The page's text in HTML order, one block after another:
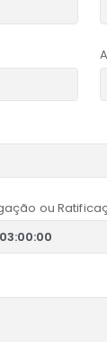
ou